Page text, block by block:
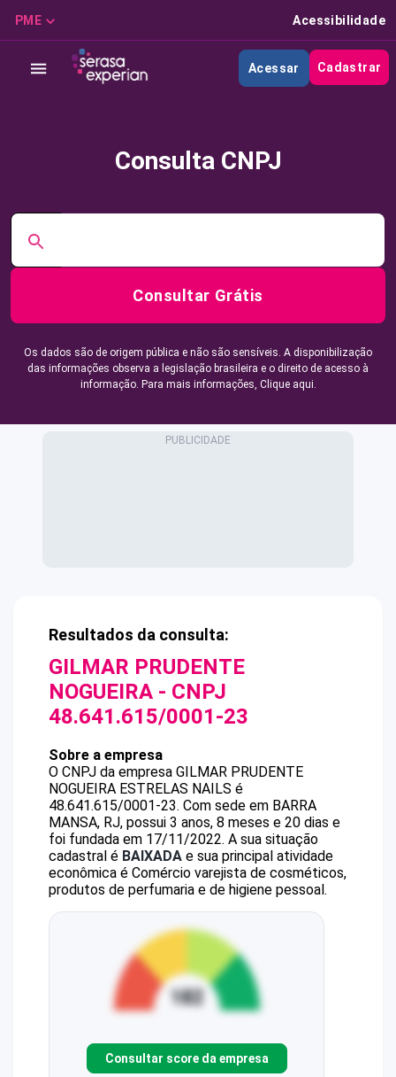
PME Acessibilidade
Acessar Cadastrar
Consulta CNPJ
Consultar Grátis
Os dados são de origem pública e não são sensíveis. A disponibilização
das informações observa a legislação brasileira e o direito de acesso à
informação. Para mais informações, Clique aqui.
Resultados da consulta:
GILMAR PRUDENTE
NOGUEIRA - CNPJ
48.641.615/0001-23
Sobre a empresa
O CNPJ da empresa GILMAR PRUDENTE
NOGUEIRA ESTRELAS NAILS é
48.641.615/0001-23. Com sede em BARRA
MANSA, RJ, possui 3 anos, 8 meses e 20 dias e
foi fundada em 17/11/2022. A sua situação
cadastral é BAIXADA e sua principal atividade
econômica é Comércio varejista de cosméticos,
produtos de perfumaria e de higiene pessoal.
Consultar score da empresa